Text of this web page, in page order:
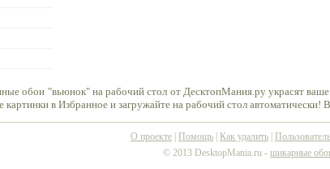
обои "вьюнок" на рабочий стол от ДесктопМания.ру украсят
картинки в Избранное и загружайте на рабочий стол
О проекте Помощь Как удалить
© 2013 DesktopMania.ru - шикарные